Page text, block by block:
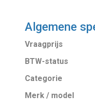
Algemene
Vraagprijs
BTW-status
Categorie
Merk / model